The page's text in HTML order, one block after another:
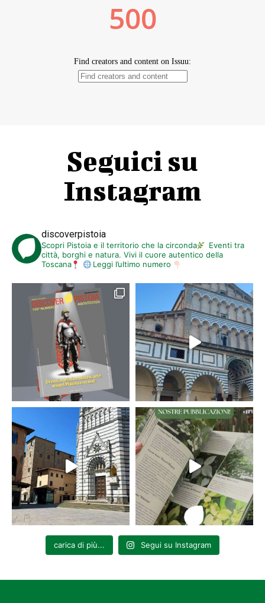
Seguici su
Instagram
discoverpistoia
Scopri Pistoia e il territorio che la circonda
Eventi tra
città, borghi e natura. Vivi il cuore autentico della
Toscana
Leggi l’ultimo numero
carica di più... Segui su Instagram